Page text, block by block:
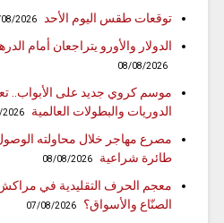
توقعات طقس اليوم الأحد 2026
الدولار والأورو يتراجعان أمام
08/08/2026
موسم كروي جديد على الأبواب..
الدوريات والبطولات العالمية
2026
مصرع مهاجر خلال محاولته
طائرة شراعية
08/08/2026
الصنّاع والأسواق؟
07/08/2026